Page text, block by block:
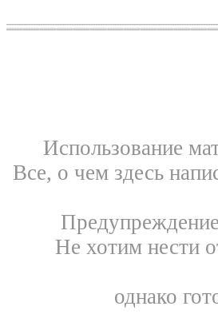
Использование
Все, о чем здесь
Не хотим нести
однако